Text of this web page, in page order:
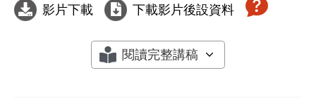
影片下載 下載影片後設資料
閱讀完整講稿